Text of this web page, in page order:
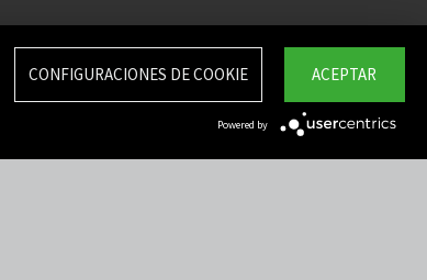
ACEPTAR
CONFIGURACIONES DE COOKIE
Powered by